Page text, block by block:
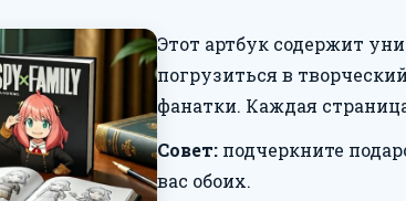
Этот артбук содержит
погрузиться в
фанатки. Каждая
Совет: подчеркните
вас обоих.